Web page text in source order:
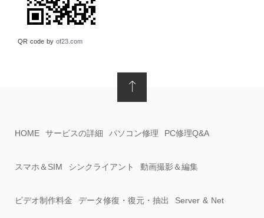
QR code by of23.com
HOME サービスの詳細 パソコン修理 PC修理Q&A
スマホ＆SIM シンクライアント 動画撮影＆編集
ビデオ制作料金 データ修復・復元・抽出 Server & Net